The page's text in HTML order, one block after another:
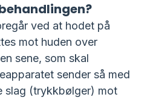
ved at hodet på
mot huden over
sene, som skal
sender så med
slag (trykkbølger) mot